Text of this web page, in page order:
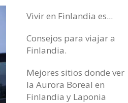
Vivir en Finlandia es...
Consejos para viajar a
Finlandia.
Mejores sitios donde ver
la Aurora Boreal en
Finlandia y Laponia